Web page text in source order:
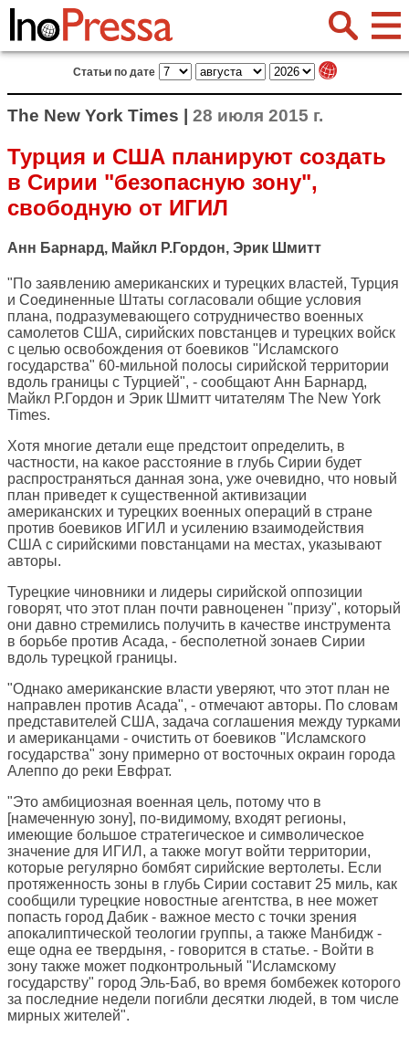
Статьи по дате
The New York Times | 28 июля 2015 г.
Турция и США планируют создать
в Сирии "безопасную зону",
свободную от ИГИЛ
Анн Барнард, Майкл Р.Гордон, Эрик Шмитт
"По заявлению американских и турецких властей, Турция
и Соединенные Штаты согласовали общие условия
плана, подразумевающего сотрудничество военных
самолетов США, сирийских повстанцев и турецких войск
с целью освобождения от боевиков "Исламского
государства" 60-мильной полосы сирийской территории
вдоль границы с Турцией", - сообщают Анн Барнард,
Майкл Р.Гордон и Эрик Шмитт читателям The New York
Times.
Хотя многие детали еще предстоит определить, в
частности, на какое расстояние в глубь Сирии будет
распространяться данная зона, уже очевидно, что новый
план приведет к существенной активизации
американских и турецких военных операций в стране
против боевиков ИГИЛ и усилению взаимодействия
США с сирийскими повстанцами на местах, указывают
авторы.
Турецкие чиновники и лидеры сирийской оппозиции
говорят, что этот план почти равноценен "призу", который
они давно стремились получить в качестве инструмента
в борьбе против Асада, - бесполетной зонаев Сирии
вдоль турецкой границы.
"Однако американские власти уверяют, что этот план не
направлен против Асада", - отмечают авторы. По словам
представителей США, задача соглашения между турками
и американцами - очистить от боевиков "Исламского
государства" зону примерно от восточных окраин города
Алеппо до реки Евфрат.
"Это амбициозная военная цель, потому что в
[намеченную зону], по-видимому, входят регионы,
имеющие большое стратегическое и символическое
значение для ИГИЛ, а также могут войти территории,
которые регулярно бомбят сирийские вертолеты. Если
протяженность зоны в глубь Сирии составит 25 миль, как
сообщили турецкие новостные агентства, в нее может
попасть город Дабик - важное место с точки зрения
апокалиптической теологии группы, а также Манбидж -
еще одна ее твердыня, - говорится в статье. - Войти в
зону также может подконтрольный "Исламскому
государству" город Эль-Баб, во время бомбежек которого
за последние недели погибли десятки людей, в том числе
мирных жителей".